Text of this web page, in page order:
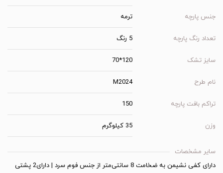
جنس پارچه ترمه
تعداد رنگ پارچه 5 رنگ
سایز تشک 120*70
نام طرح M2024
تراکم بافت پارچه 150
وزن 35 کیلوگرم
سایر مشخصات
دارای کفی نشیمن به ضخامت 8 سانتی‌متر از جنس فوم سرد | دارای2 پشتی